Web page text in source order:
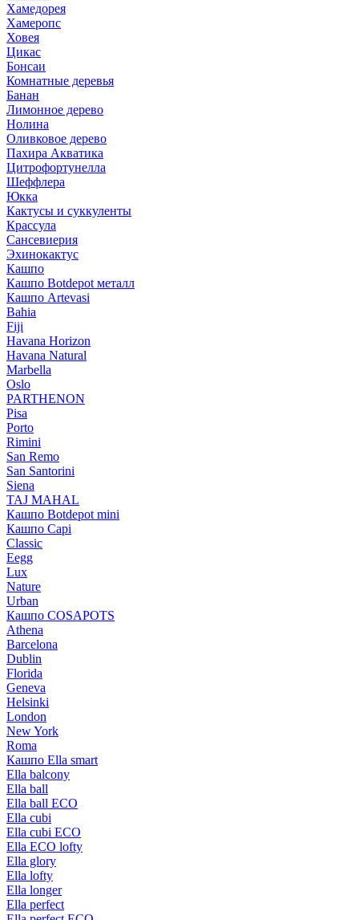
Хамедорея
Хамеропс
Ховея
Цикас
Бонсаи
Комнатные деревья
Банан
Лимонное дерево
Нолина
Оливковое дерево
Пахира Акватика
Цитрофортунелла
Шеффлера
Юкка
Кактусы и суккуленты
Крассула
Сансевиерия
Эхинокактус
Кашпо
Кашпо Botdepot металл
Кашпо Artevasi
Bahia
Fiji
Havana Horizon
Havana Natural
Marbella
Oslo
PARTHENON
Pisa
Porto
Rimini
San Remo
San Santorini
Siena
TAJ MAHAL
Кашпо Botdepot mini
Кашпо Capi
Classic
Eegg
Lux
Nature
Urban
Кашпо COSAPOTS
Athena
Barcelona
Dublin
Florida
Geneva
Helsinki
London
New York
Roma
Кашпо Ella smart
Ella balcony
Ella ball
Ella ball ECO
Ella cubi
Ella cubi ECO
Ella ECO lofty
Ella glory
Ella lofty
Ella longer
Ella perfect